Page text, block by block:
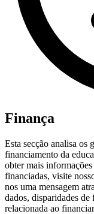
Finança
Esta secção analisa os
financiamento da
obter mais
financiadas, visite
nos uma mensagem
dados, disparidades
relacionada ao